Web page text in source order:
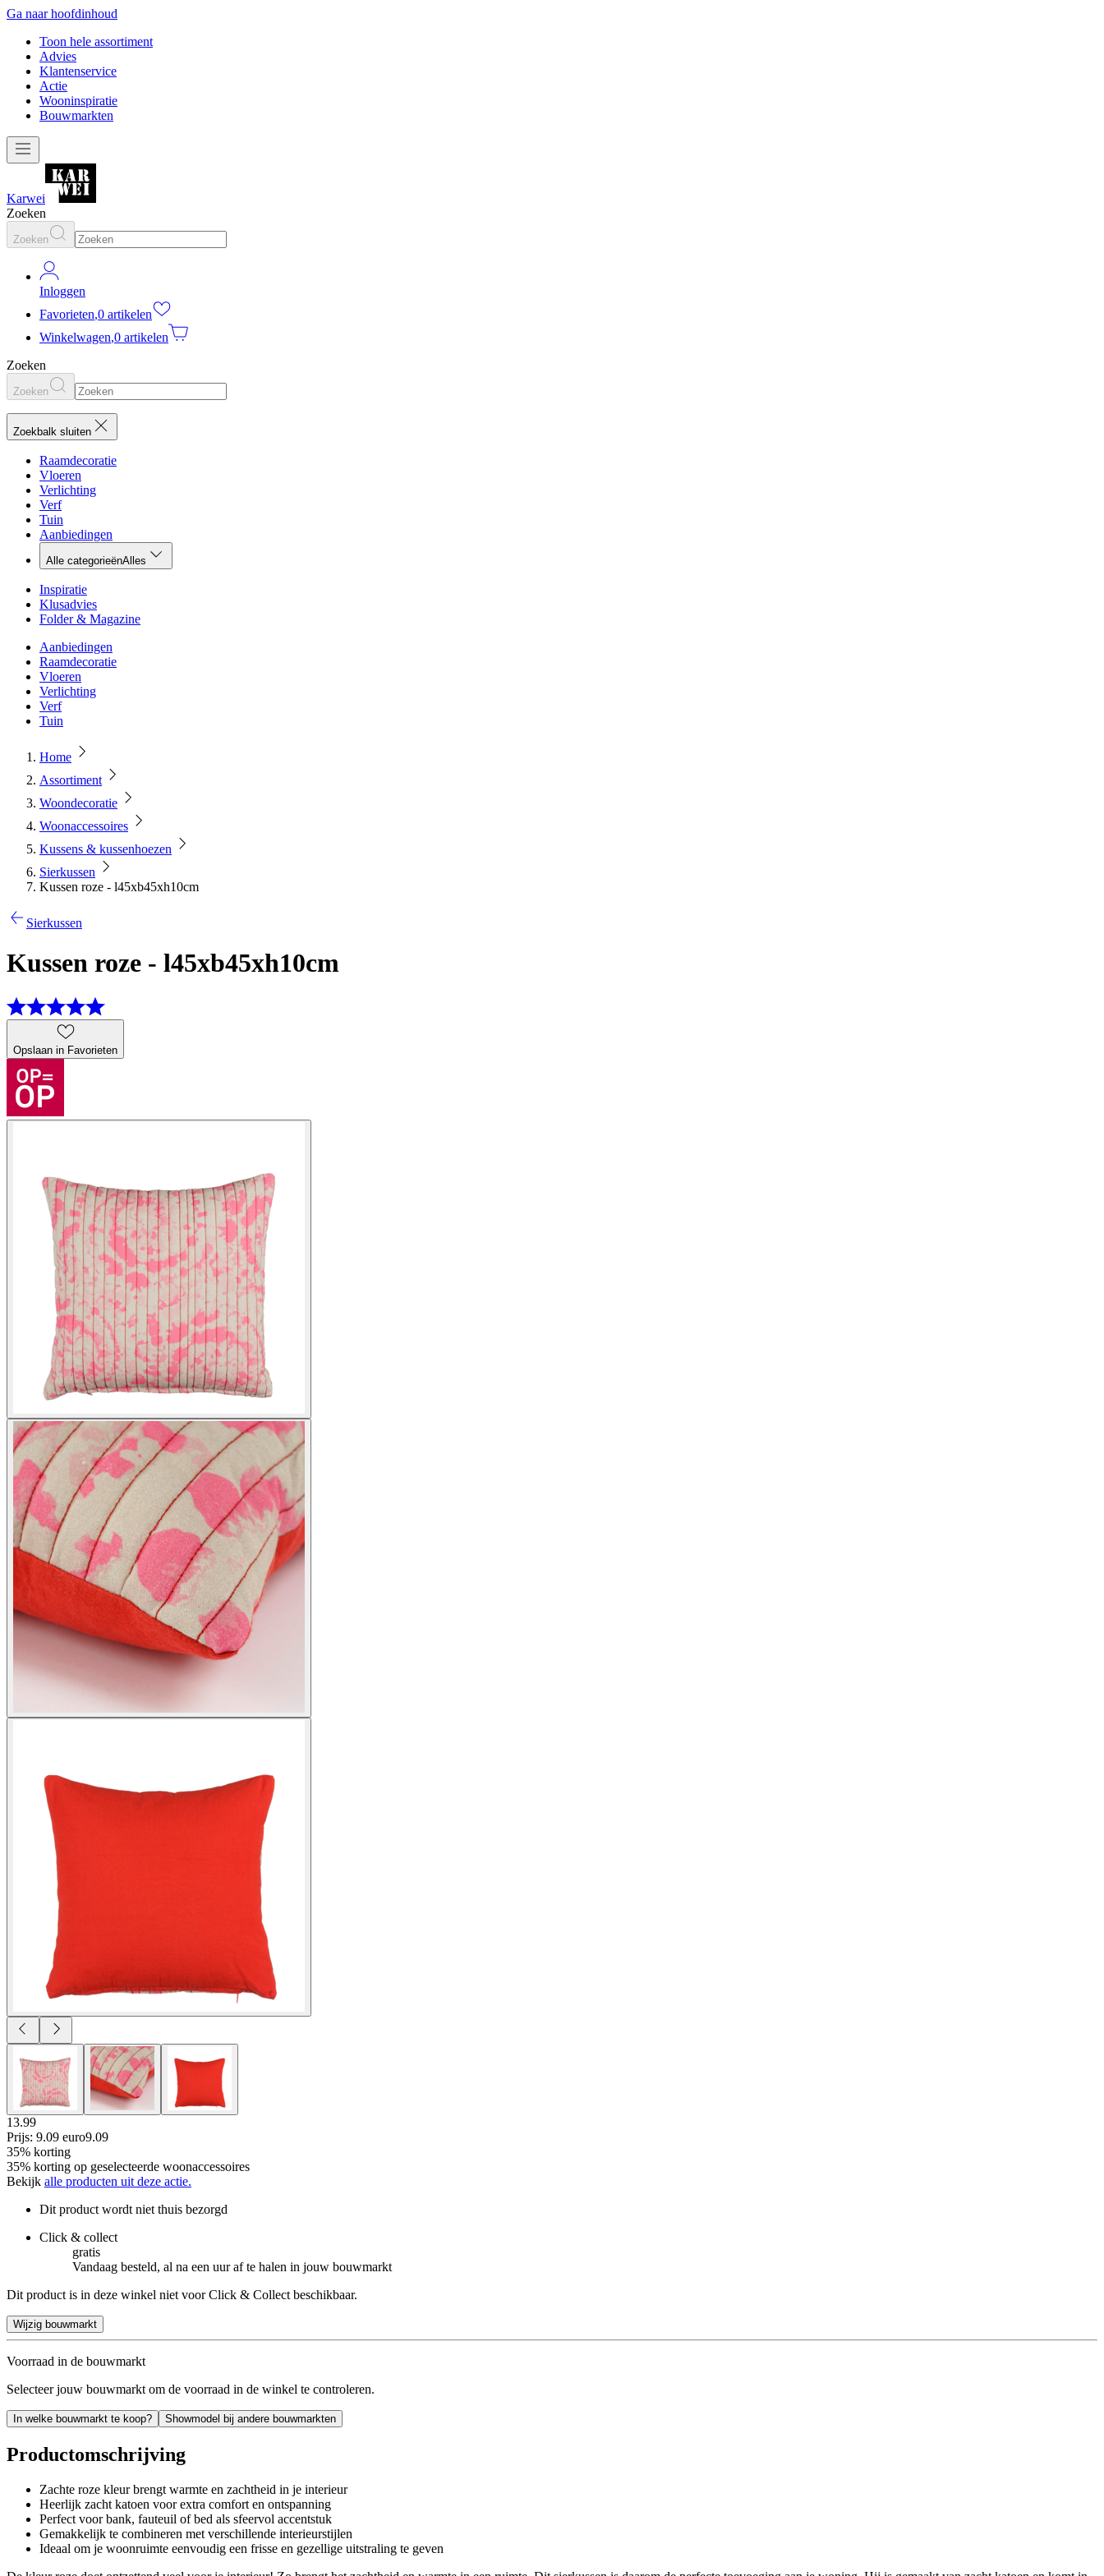
Ga naar hoofdinhoud
Toon hele assortiment
Advies
Klantenservice
Actie
Wooninspiratie
Bouwmarkten
Karwei
Zoeken
Zoeken
Inloggen
Favorieten,0 artikelen
Winkelwagen,0 artikelen
Zoeken
Zoeken
Zoekbalk sluiten
Raamdecoratie
Vloeren
Verlichting
Verf
Tuin
Aanbiedingen
Alle categorieënAlles
Inspiratie
Klusadvies
Folder & Magazine
Aanbiedingen
Raamdecoratie
Vloeren
Verlichting
Verf
Tuin
Home
Assortiment
Woondecoratie
Woonaccessoires
Kussens & kussenhoezen
Sierkussen
Kussen roze - l45xb45xh10cm
Sierkussen
Kussen roze - l45xb45xh10cm
Opslaan in Favorieten
13.99
Prijs: 9.09 euro9.09
35% korting
35% korting op geselecteerde woonaccessoires
Bekijk alle producten uit deze actie.
Dit product wordt niet thuis bezorgd
Click & collect
gratis
Vandaag besteld, al na een uur af te halen in jouw bouwmarkt
Dit product is in deze winkel niet voor Click & Collect beschikbaar.
Wijzig bouwmarkt
Voorraad in de bouwmarkt
Selecteer jouw bouwmarkt om de voorraad in de winkel te controleren.
In welke bouwmarkt te koop? Showmodel bij andere bouwmarkten
Productomschrijving
Zachte roze kleur brengt warmte en zachtheid in je interieur
Heerlijk zacht katoen voor extra comfort en ontspanning
Perfect voor bank, fauteuil of bed als sfeervol accentstuk
Gemakkelijk te combineren met verschillende interieurstijlen
Ideaal om je woonruimte eenvoudig een frisse en gezellige uitstraling te geven